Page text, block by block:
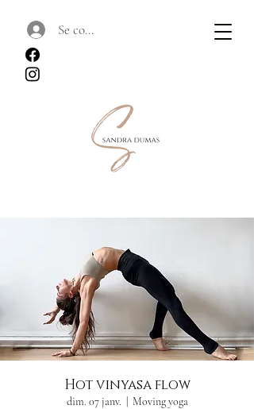
Se connecter
Hot vinyasa flow
dim. 07 janv. Moving yoga